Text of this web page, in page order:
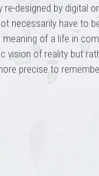
designed by digital
necessarily have to
of a life in
vision of reality but
precise to